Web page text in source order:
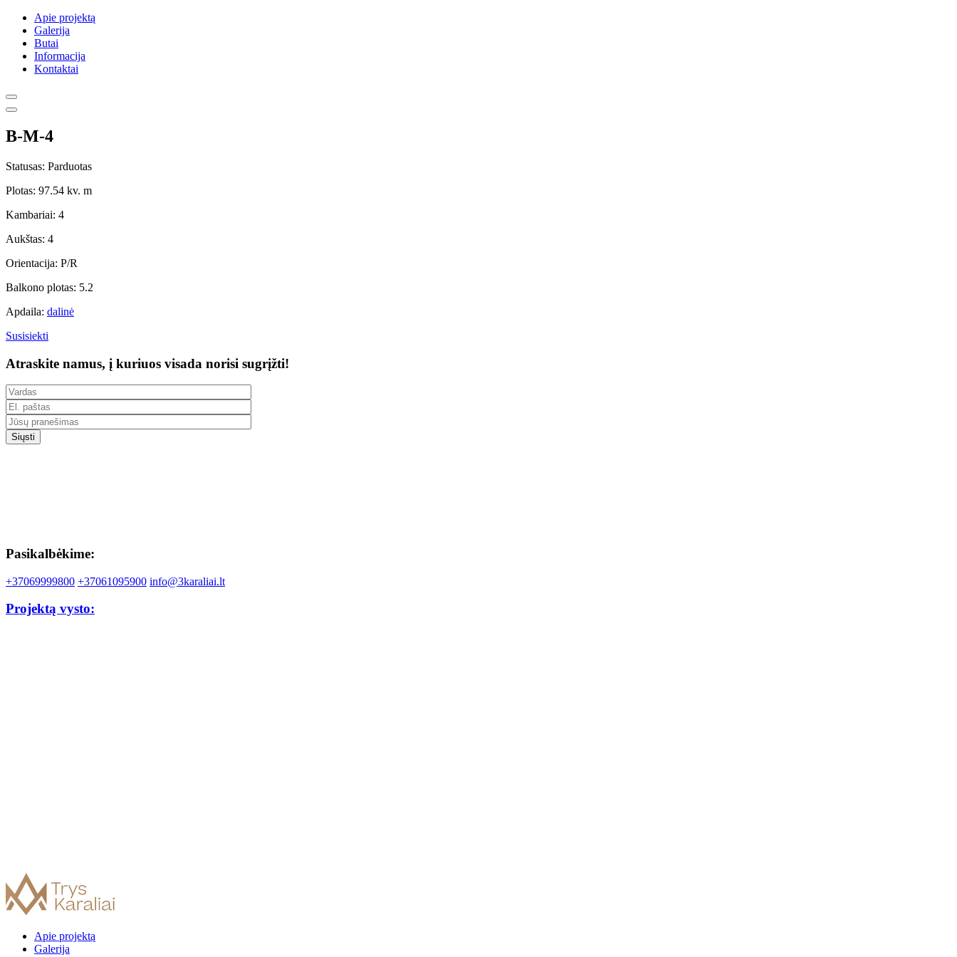
Apie projektą
Galerija
Butai
Informacija
Kontaktai
B-M-4
Statusas: Parduotas
Plotas: 97.54 kv. m
Kambariai: 4
Aukštas: 4
Orientacija: P/R
Balkono plotas: 5.2
Apdaila: dalinė
Susisiekti
Atraskite namus, į kuriuos visada norisi sugrįžti!
Pasikalbėkime:
+37069999800 +37061095900 info@3karaliai.lt
Projektą vysto:
Apie projektą
Galerija